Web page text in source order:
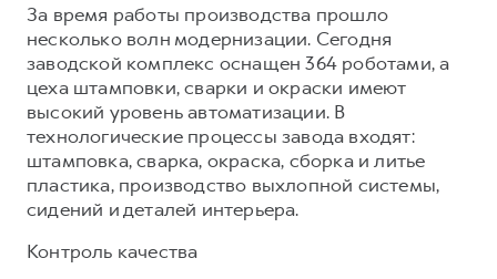
За время работы производства прошло
несколько волн модернизации. Сегодня
заводской комплекс оснащен 364 роботами, а
цеха штамповки, сварки и окраски имеют
высокий уровень автоматизации. В
технологические процессы завода входят:
штамповка, сварка, окраска, сборка и литье
пластика, производство выхлопной системы,
сидений и деталей интерьера.
Контроль качества